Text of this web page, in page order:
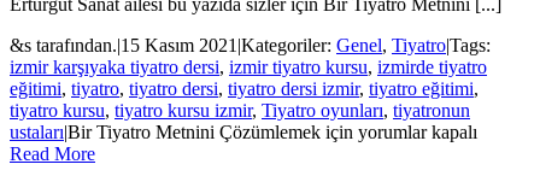
&s tarafından.|15 Kasım 2021 |Kategoriler: Genel, Tiyatro|Tags:
izmir karşıyaka tiyatro dersi, izmir tiyatro kursu, izmirde tiyatro
eğitimi, tiyatro, tiyatro dersi, tiyatro dersi izmir, tiyatro eğitimi,
tiyatro kursu, tiyatro kursu izmir, Tiyatro oyunları, tiyatronun
ustaları|Bir Tiyatro Metnini Çözümlemek için yorumlar kapalı
Read More